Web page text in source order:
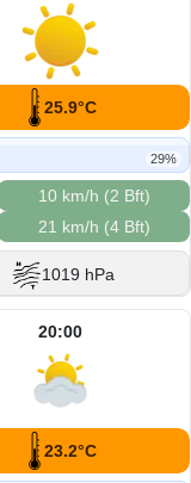
25.9°C
29%
10 km/h (2 Bft)
21 km/h (4 Bft)
1019 hPa
20:00
23.2°C